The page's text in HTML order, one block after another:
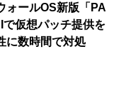
ォールOS新版「PA
仮想パッチ提供を
に数時間で対処